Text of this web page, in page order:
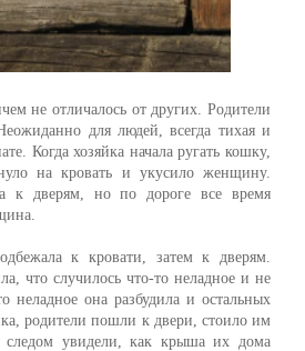
не отличалось от других. Родители
для людей, всегда тихая и
Когда хозяйка начала ругать кошку,
на кровать и укусило женщину.
к дверям, но по дороге все время
к кровати, затем к дверям.
что случилось что-то неладное и не
неладное она разбудила и остальных
родители пошли к двери, стоило им
увидели, как крыша их дома